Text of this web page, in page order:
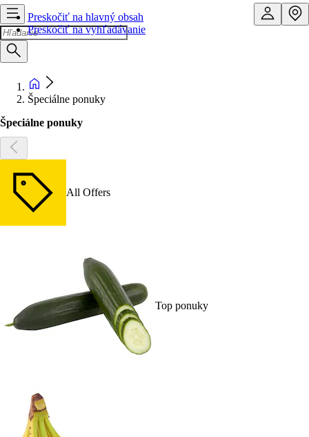
Preskočiť na hlavný obsah
Preskočiť na vyhľadávanie
Špeciálne ponuky
Špeciálne ponuky
All Offers
Top ponuky